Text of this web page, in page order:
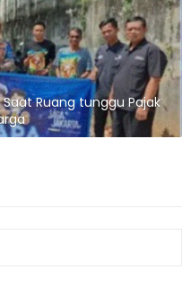
Ruang tunggu Pajak